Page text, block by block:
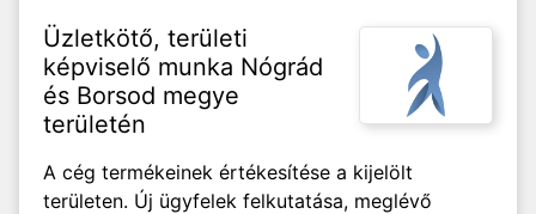
Üzletkötő, területi
képviselő munka Nógrád
és Borsod megye
területén
A cég termékeinek értékesítése a kijelölt
területen. Új ügyfelek felkutatása, meglévő